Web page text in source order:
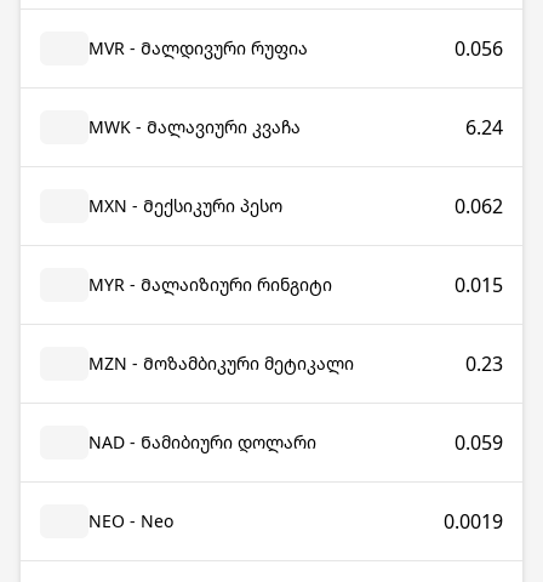
MVR - Მალდივური რუფია 0.056
MWK - Მალავიური კვაჩა 6.24
MXN - Მექსიკური პესო 0.062
MYR - Მალაიზიური რინგიტი 0.015
MZN - Მოზამბიკური მეტიკალი 0.23
NAD - Ნამიბიური დოლარი 0.059
NEO - Neo 0.0019